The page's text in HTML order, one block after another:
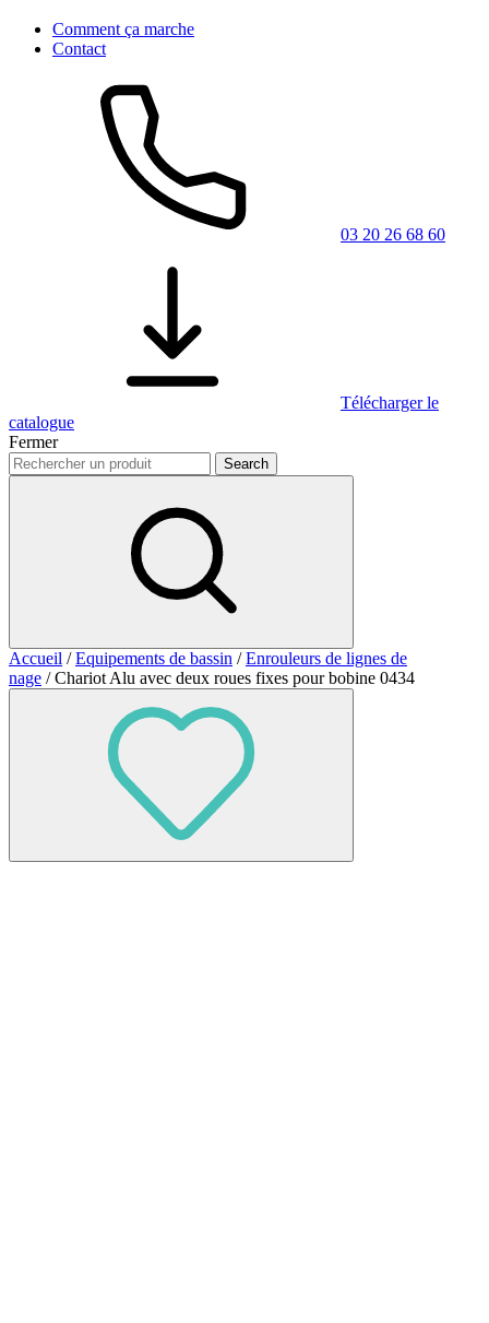
Comment ça marche
Contact
03 20 26 68 60
Télécharger le
catalogue
Fermer
Accueil /Equipements de bassin /Enrouleurs de lignes de
nage / Chariot Alu avec deux roues fixes pour bobine 0434